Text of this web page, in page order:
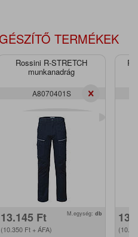
TERMÉKEK
Rossini R-STRETCH
munkanadrág
A8070401S
13.145 Ft
(10.350 Ft + ÁFA)
M.egység: db